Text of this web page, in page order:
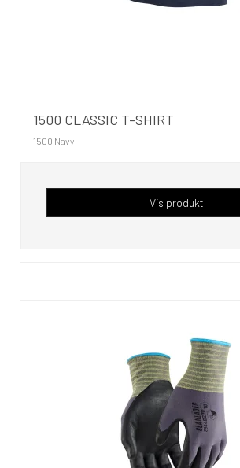
1500 CLASSIC T-SHIRT
1500 Navy
Vis produkt